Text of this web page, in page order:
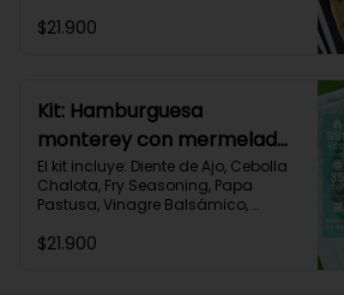
Tortillas de Harina (3/p) y Receta
Proteínas 31g
$21.900
Kit: Hamburguesa
monterey con mermelada
de chalota y mayonesa de
ajo-66
El kit incluye: Diente de Ajo, Cebolla
Chalota, Fry Seasoning, Papa
Pastusa, Vinagre Balsámico,
(125g/p), Pan Hamburguesa, Salsa
$21.900